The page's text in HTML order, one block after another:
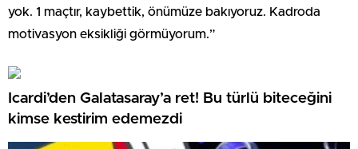
yok. 1 maçtır, kaybettik, önümüze bakıyoruz. Kadroda
motivasyon eksikliği görmüyorum.”
Icardi’den Galatasaray’a ret! Bu türlü biteceğini
kimse kestirim edemezdi